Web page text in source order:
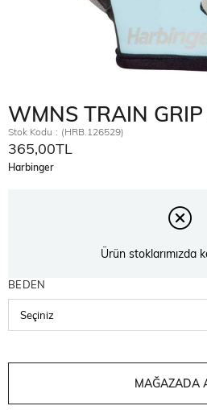
WMNS TRAIN GRIP
Stok Kodu (HRB.126529)
365,00TL
Harbinger
Ürün stoklarımızda
BEDEN
MAĞAZADA